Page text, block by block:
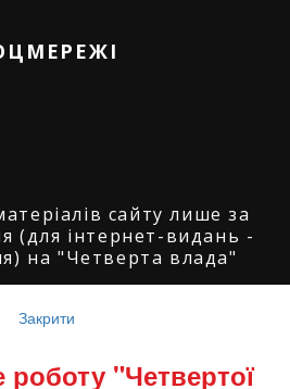
сайту лише за
(для інтернет-видань -
на "Четверта влада"
влада": 2008-2026.
Торбіч: 2008-2026.
Закрити
роботу "Четвертої